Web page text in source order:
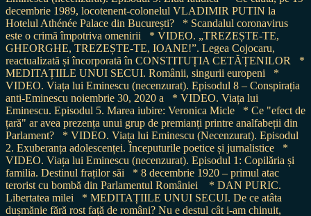
decembrie 1989, locotenent-colonelul VLADIMIR PUTIN la
Hotelul Athénée Palace din București?
* Scandalul coronavirus
este o crimă împotriva omenirii
* VIDEO. „TREZEȘTE-TE,
GHEORGHE, TREZEȘTE-TE, IOANE!”. Legea Cojocaru,
reactualizată și încorporată în CONSTITUȚIA CETĂȚENILOR
*
MEDITAȚIILE UNUI SECUI. Românii, singurii europeni
*
VIDEO. Viața lui Eminescu (necenzurat). Episodul 8 – Conspirația
anti-Eminescu noiembrie 30, 2020 a
* VIDEO. Viața lui
Eminescu. Episodul 5. Marea iubire: Veronica Micle
* Ce "efect de
țară" ar avea prezența unui grup de premianți printre analfabeții din
Parlament?
* VIDEO. Viața lui Eminescu (Necenzurat). Episodul
2. Exuberanța adolescenței. Începuturile poetice și jurnalistice
*
VIDEO. Viața lui Eminescu (necenzurat). Episodul 1: Copilăria și
familia. Destinul fraților săi
* 8 decembrie 1920 – primul atac
terorist cu bombă din Parlamentul României
* DAN PURIC.
Libertatea milei
* MEDITAȚIILE UNUI SECUI. De ce atâta
dușmănie fără rost față de români? Nu e destul cât i-am chinuit,